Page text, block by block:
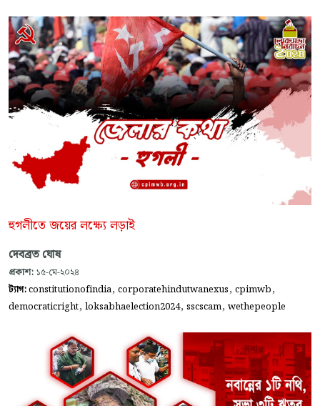
হুগলীতে জয়ের লক্ষ্যে লড়াই
দেবব্রত ঘোষ
প্রকাশ: ১৫-মে-২০২৪
ট্যাগ:constitutionofindia, corporatehindutwanexus, cpimwb,
democraticright, loksabhaelection2024, sscscam, wethepeople